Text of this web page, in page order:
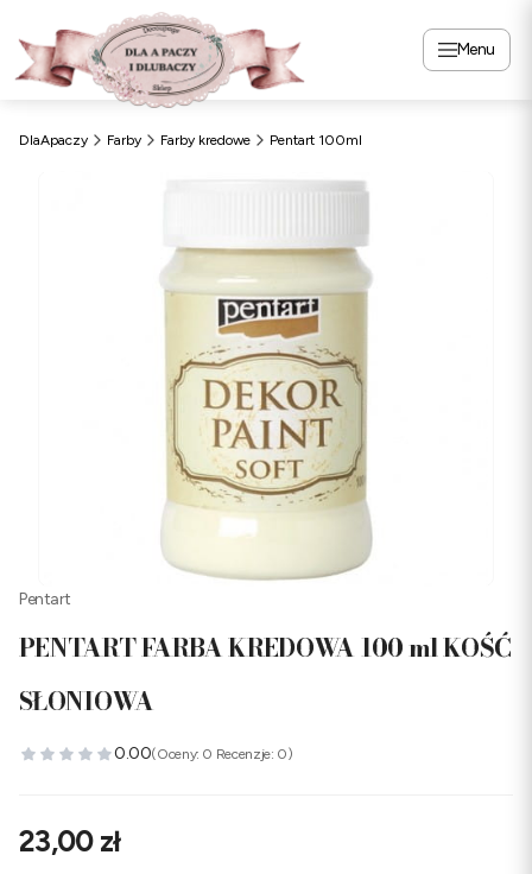
Menu
DlaApaczy Farby Farby kredowe Pentart 100ml
Pentart
PENTART FARBA KREDOWA 100 ml KOŚĆ
SŁONIOWA
0.00(Oceny: 0 Recenzje: 0)
Cena
23,00 zł